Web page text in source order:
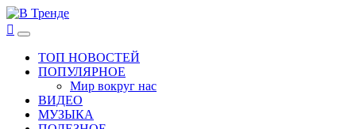
Перейти
к
содержимому
В Тренде
Самые свежие новости интернета
Основное
менюТОП НОВОСТЕЙ
ПОПУЛЯРНОЕ
Мир вокруг нас
ВИДЕО
МУЗЫКА